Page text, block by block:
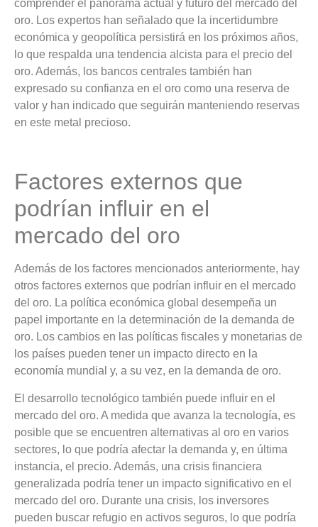
comprender el panorama actual y futuro del mercado del
oro. Los expertos han señalado que la incertidumbre
económica y geopolítica persistirá en los próximos años,
lo que respalda una tendencia alcista para el precio del
oro. Además, los bancos centrales también han
expresado su confianza en el oro como una reserva de
valor y han indicado que seguirán manteniendo reservas
en este metal precioso.
Factores externos que
podrían influir en el
mercado del oro
Además de los factores mencionados anteriormente, hay
otros factores externos que podrían influir en el mercado
del oro. La política económica global desempeña un
papel importante en la determinación de la demanda de
oro. Los cambios en las políticas fiscales y monetarias de
los países pueden tener un impacto directo en la
economía mundial y, a su vez, en la demanda de oro.
El desarrollo tecnológico también puede influir en el
mercado del oro. A medida que avanza la tecnología, es
posible que se encuentren alternativas al oro en varios
sectores, lo que podría afectar la demanda y, en última
instancia, el precio. Además, una crisis financiera
generalizada podría tener un impacto significativo en el
mercado del oro. Durante una crisis, los inversores
pueden buscar refugio en activos seguros, lo que podría